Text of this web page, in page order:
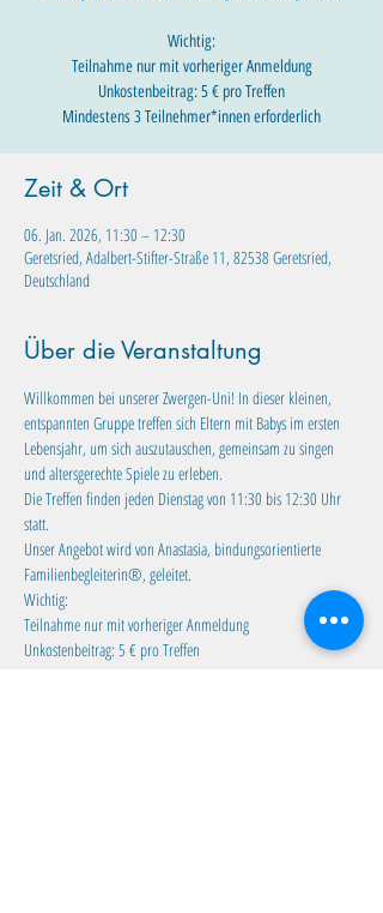
Wichtig:
Teilnahme nur mit vorheriger Anmeldung
Unkostenbeitrag: 5 € pro Treffen
Mindestens 3 Teilnehmer*innen erforderlich
Zeit & Ort
06. Jan. 2026, 11:30 – 12:30
Geretsried, Adalbert-Stifter-Straße 11, 82538 Geretsried,
Deutschland
Über die Veranstaltung
Willkommen bei unserer Zwergen-Uni! In dieser kleinen,
entspannten Gruppe treffen sich Eltern mit Babys im ersten
Lebensjahr, um sich auszutauschen, gemeinsam zu singen
und altersgerechte Spiele zu erleben.
Die Treffen finden jeden Dienstag von 11:30 bis 12:30 Uhr
statt.
Unser Angebot wird von Anastasia, bindungsorientierte
Familienbegleiterin®, geleitet.
Wichtig:
Teilnahme nur mit vorheriger Anmeldung
Unkostenbeitrag: 5 € pro Treffen